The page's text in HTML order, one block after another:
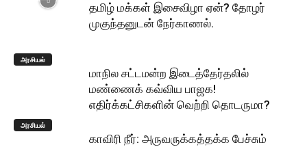
தமிழ் மக்கள் இசைவிழா ஏன்? தோழர்
முகுந்தனுடன் நேர்காணல்.
அரசியல்
மாநில சட்டமன்ற இடைத்தேர்தலில்
மண்ணைக் கவ்விய பாஜக!
எதிர்க்கட்சிகளின் வெற்றி தொடருமா?
அரசியல்
காவிரி நீர்: அருவருக்கத்தக்க பேச்சும்